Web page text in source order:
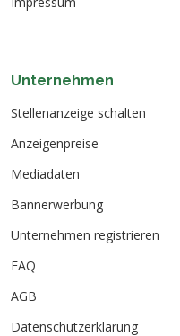
Unternehmen
Stellenanzeige schalten
Anzeigenpreise
Mediadaten
Bannerwerbung
Unternehmen registrieren
FAQ
AGB
Datenschutzerklärung